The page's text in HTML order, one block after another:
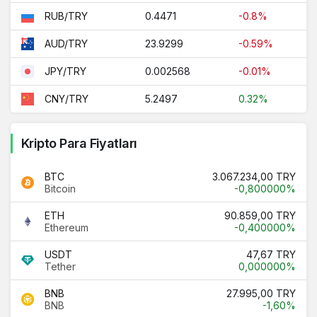
RUB/TRY 0.4471 -0.8%
AUD/TRY 23.9299 -0.59%
JPY/TRY 0.002568 -0.01%
CNY/TRY 5.2497 0.32%
Kripto Para Fiyatları
BTC
Bitcoin
3.067.234,00 TRY
-0,800000%
ETH
Ethereum
90.859,00 TRY
-0,400000%
USDT
Tether
47,67 TRY
0,000000%
BNB
BNB
27.995,00 TRY
-1,60%